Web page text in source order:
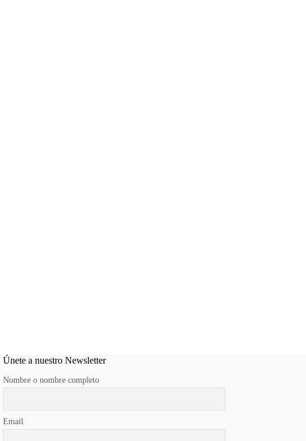
Únete a nuestro Newsletter
Nombre o nombre completo
Email